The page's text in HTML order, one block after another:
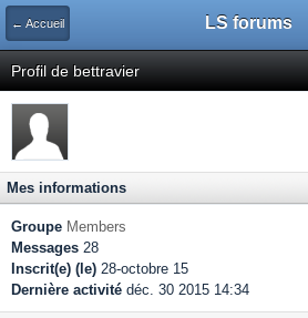
← Accueil LS forums
Profil de bettravier
Mes informations
Groupe Members
Messages 28
Inscrit(e) (le) 28-octobre 15
Dernière activité déc. 30 2015 14:34